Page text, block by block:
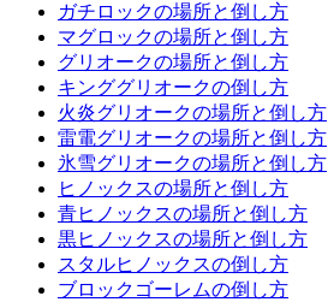
ガチロックの場所と倒し方
マグロックの場所と倒し方
グリオークの場所と倒し方
キンググリオークの倒し方
火炎グリオークの場所と倒し方
雷電グリオークの場所と倒し方
氷雪グリオークの場所と倒し方
ヒノックスの場所と倒し方
青ヒノックスの場所と倒し方
黒ヒノックスの場所と倒し方
スタルヒノックスの倒し方
ブロックゴーレムの倒し方